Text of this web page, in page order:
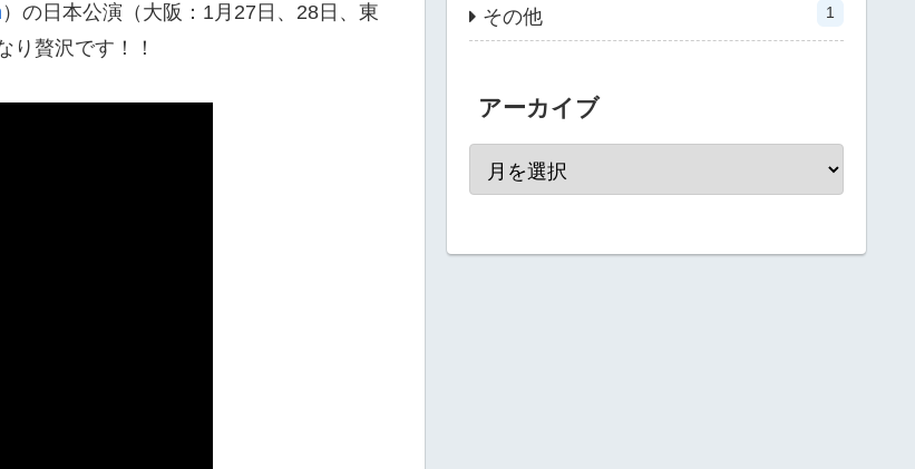
）の日本公演（大阪：1月27日、28日、東
り贅沢です！！
その他 1
アーカイブ